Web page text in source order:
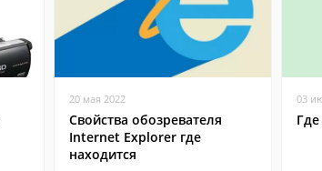
20 мая 2022
Свойства обозревателя
Internet Explorer где
находится
03